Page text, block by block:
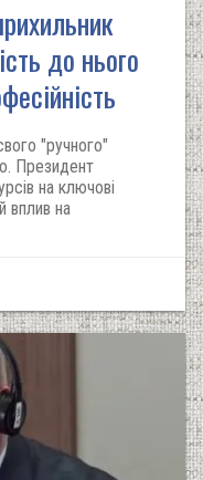
до нього
"ручного"
Президент
на ключові
вплив на